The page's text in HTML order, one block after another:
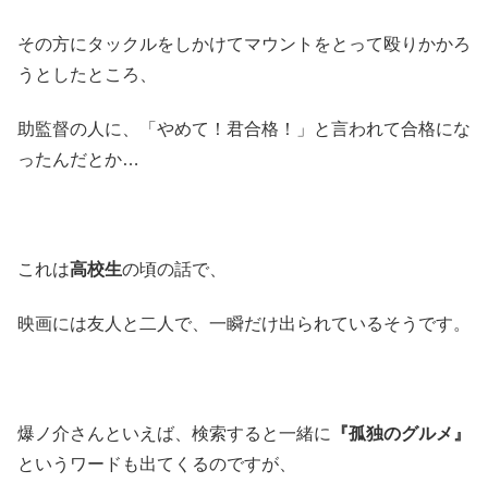
その方にタックルをしかけてマウントをとって殴りかかろ
うとしたところ、
助監督の人に、「やめて！君合格！」と言われて合格にな
ったんだとか…
これは高校生の頃の話で、
映画には友人と二人で、一瞬だけ出られているそうです。
爆ノ介さんといえば、検索すると一緒に
『孤独のグルメ』
というワードも出てくるのですが、